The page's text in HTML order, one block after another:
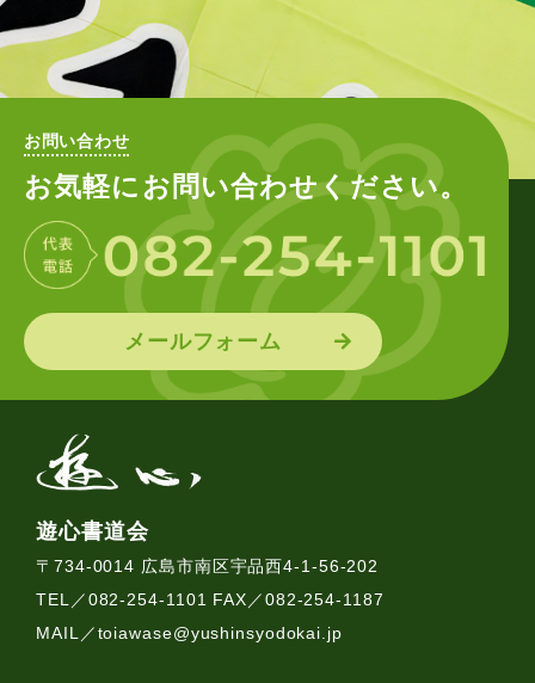
お問い合わせ
お気軽にお問い合わせください。
メールフォーム
遊心書道会
〒734-0014 広島市南区宇品西4-1-56-202
TEL／082-254-1101 FAX／082-254-1187
MAIL／toiawase@yushinsyodokai.jp